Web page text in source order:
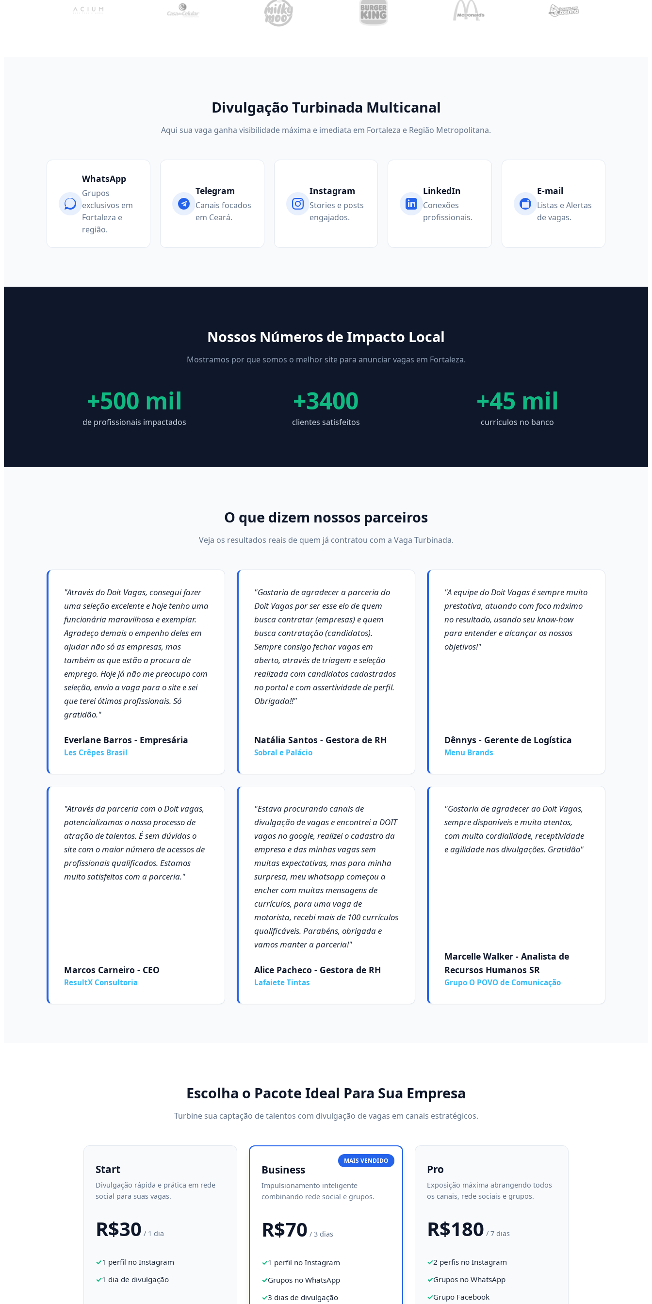
Divulgação Turbinada Multicanal
Aqui sua vaga ganha visibilidade máxima e imediata em Fortaleza e Região Metropolitana.
WhatsApp
Grupos
exclusivos em
Fortaleza e
região.
Telegram
Canais focados
em Ceará.
Instagram
Stories e posts
engajados.
LinkedIn
Conexões
profissionais.
E-mail
Listas e Alertas
de vagas.
Nossos Números de Impacto Local
Mostramos por que somos o melhor site para anunciar vagas em Fortaleza.
+500 mil
de profissionais impactados
+3400
clientes satisfeitos
+45 mil
currículos no banco
O que dizem nossos parceiros
Veja os resultados reais de quem já contratou com a Vaga Turbinada.
"Através do Doit Vagas, consegui fazer
uma seleção excelente e hoje tenho uma
funcionária maravilhosa e exemplar.
Agradeço demais o empenho deles em
ajudar não só as empresas, mas
também os que estão a procura de
emprego. Hoje já não me preocupo com
seleção, envio a vaga para o site e sei
que terei ótimos profissionais. Só
gratidão."
Everlane Barros - Empresária
Les Crêpes Brasil
"Gostaria de agradecer a parceria do
Doit Vagas por ser esse elo de quem
busca contratar (empresas) e quem
busca contratação (candidatos).
Sempre consigo fechar vagas em
aberto, através de triagem e seleção
realizada com candidatos cadastrados
no portal e com assertividade de perfil.
Obrigada!!"
Natália Santos - Gestora de RH
Sobral e Palácio
"A equipe do Doit Vagas é sempre muito
prestativa, atuando com foco máximo
no resultado, usando seu know-how
para entender e alcançar os nossos
objetivos!"
Dênnys - Gerente de Logística
Menu Brands
"Através da parceria com o Doit vagas,
potencializamos o nosso processo de
atração de talentos. É sem dúvidas o
site com o maior número de acessos de
profissionais qualificados. Estamos
muito satisfeitos com a parceria."
Marcos Carneiro - CEO
ResultX Consultoria
"Estava procurando canais de
divulgação de vagas e encontrei a DOIT
vagas no google, realizei o cadastro da
empresa e das minhas vagas sem
muitas expectativas, mas para minha
surpresa, meu whatsapp começou a
encher com muitas mensagens de
currículos, para uma vaga de
motorista, recebi mais de 100 currículos
qualificáveis. Parabéns, obrigada e
vamos manter a parceria!"
Alice Pacheco - Gestora de RH
Lafaiete Tintas
"Gostaria de agradecer ao Doit Vagas,
sempre disponíveis e muito atentos,
com muita cordialidade, receptividade
e agilidade nas divulgações. Gratidão"
Marcelle Walker - Analista de
Recursos Humanos SR
Grupo O POVO de Comunicação
Escolha o Pacote Ideal Para Sua Empresa
Turbine sua captação de talentos com divulgação de vagas em canais estratégicos.
Start
Divulgação rápida e prática em rede
social para suas vagas.
R$30 / 1 dia
1 perfil no Instagram
1 dia de divulgação
MAIS VENDIDO
Business
Impulsionamento inteligente
combinando rede social e grupos.
R$70 / 3 dias
1 perfil no Instagram
Grupos no WhatsApp
3 dias de divulgação
Pro
Exposição máxima abrangendo todos
os canais, rede sociais e grupos.
R$180 / 7 dias
2 perfis no Instagram
Grupos no WhatsApp
Grupo Facebook